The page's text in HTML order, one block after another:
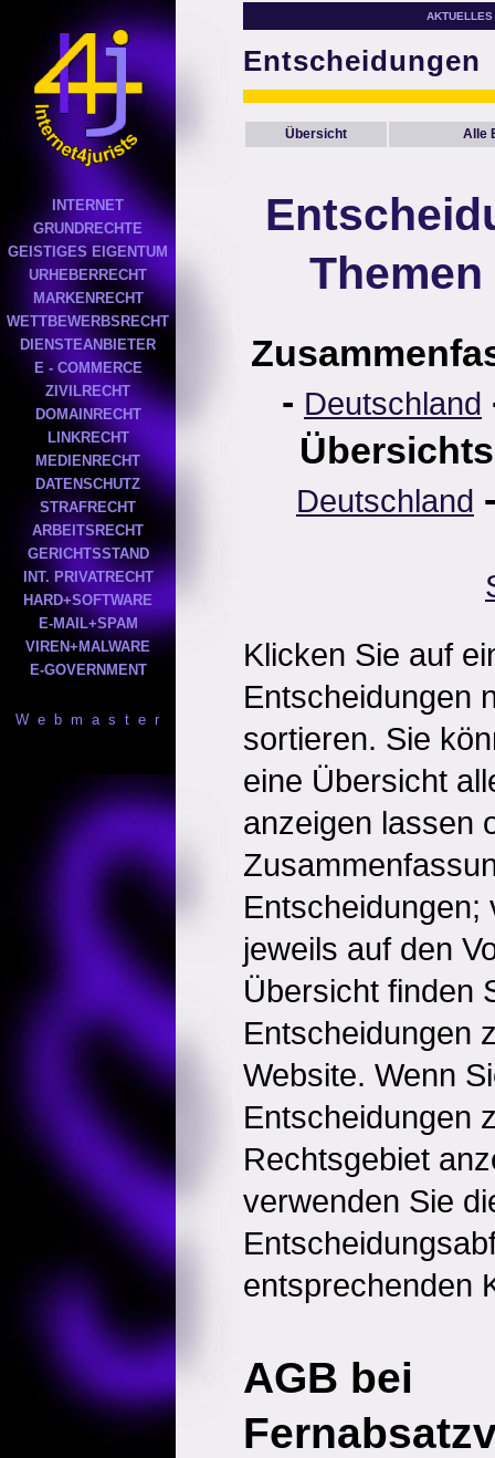
INTERNET
GRUNDRECHTE
GEISTIGES EIGENTUM
URHEBERRECHT
MARKENRECHT
WETTBEWERBSRECHT
DIENSTEANBIETER
E - COMMERCE
ZIVILRECHT
DOMAINRECHT
LINKRECHT
MEDIENRECHT
DATENSCHUTZ
STRAFRECHT
ARBEITSRECHT
GERICHTSSTAND
INT. PRIVATRECHT
HARD+SOFTWARE
E-MAIL+SPAM
VIREN+MALWARE
E-GOVERNMENT
W e b m a s t e r
AKTUELLES
Entscheidungen
Übersicht Alle
- Deutschland
Deutschland
Klicken Sie auf
Entscheidungen
sortieren. Sie
eine Übersicht
anzeigen lassen
Entscheidungen;
jeweils auf den
Übersicht finden
Entscheidungen
Website. Wenn
Entscheidungen
Rechtsgebiet
verwenden Sie
entsprechenden
AGB bei